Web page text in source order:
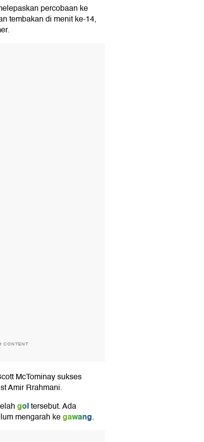
percobaan ke
tembakan di menit ke-14,
CONTENT
McTominay sukses
Amir Rrahmani.
goltersebut. Ada
mengarah kegawang.